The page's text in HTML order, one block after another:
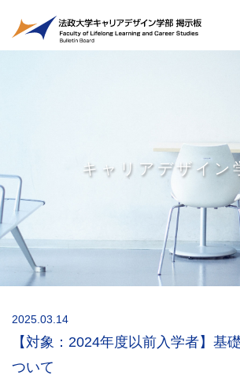
キャリアデザイン
2025.03.14
【対象：2024年度以前入学者】基
ついて